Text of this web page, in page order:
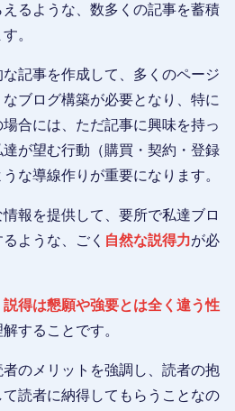
るような、数多くの記事を蓄積
。
記事を作成して、多くのページ
ブログ構築が必要となり、特に
合には、ただ記事に興味を持っ
が望む行動（購買・契約・登録
な導線作りが重要になります。
報を提供して、要所で私達ブロ
ような、ごく 自然な説得力が必
説得は懇願や強要とは全く違う性
することです。
のメリットを強調し、読者の抱
読者に納得してもらうことなの